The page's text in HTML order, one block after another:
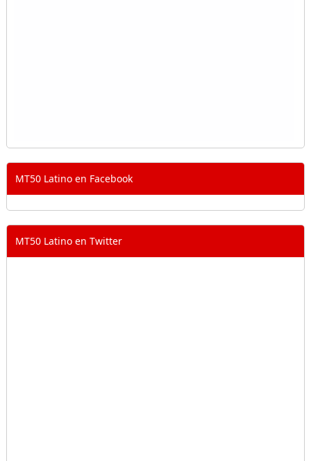
MT50 Latino en Facebook
MT50 Latino en Twitter